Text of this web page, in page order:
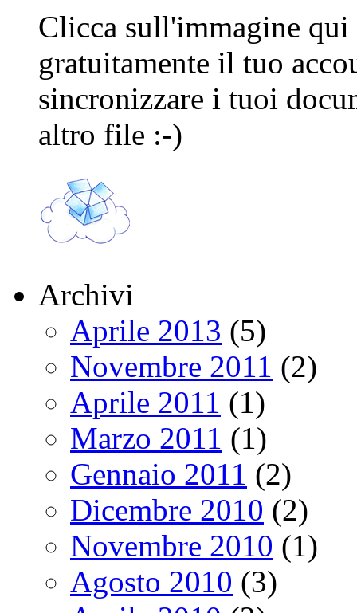
Clicca sull'immagine
gratuitamente il tuo
sincronizzare i tuoi
altro file :-)
Archivi
Aprile 2013 (5)
Novembre 2011 (2)
Aprile 2011 (1)
Marzo 2011 (1)
Gennaio 2011 (2)
Dicembre 2010 (2)
Novembre 2010 (1)
Agosto 2010 (3)